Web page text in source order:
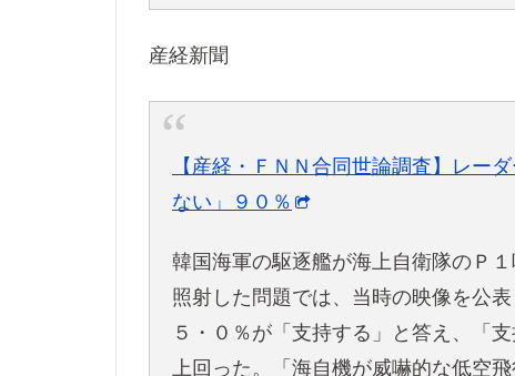
産経新聞
【産経・ＦＮＮ合同世論調査】レー
ない」９０％
韓国海軍の駆逐艦が海上自衛隊のＰ
照射した問題では、当時の映像を公
５・０％が「支持する」と答え、「
上回った。「海自機が威嚇的な低空